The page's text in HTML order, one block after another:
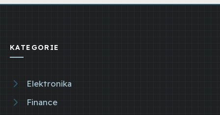
KATEGORIE
Elektronika
Finance